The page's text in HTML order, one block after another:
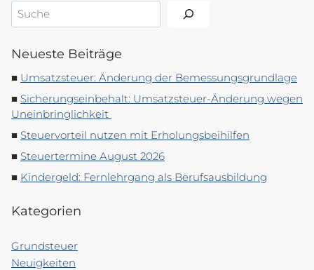
Suchen
Neueste Beiträge
Umsatzsteuer: Änderung der Bemessungsgrundlage
Sicherungseinbehalt: Umsatzsteuer-Änderung wegen
Uneinbringlichkeit
Steuervorteil nutzen mit Erholungsbeihilfen
Steuertermine August 2026
Kindergeld: Fernlehrgang als Berufsausbildung
Kategorien
Grundsteuer
Neuigkeiten